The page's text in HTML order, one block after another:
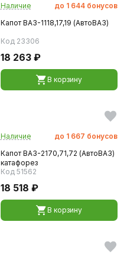
Наличие до 1 644 бонусов
Капот ВАЗ-1118,17,19 (АвтоВАЗ)
Код 23306
18 263 ₽
В корзину
Наличие до 1 667 бонусов
Капот ВАЗ-2170,71,72 (АвтоВАЗ)
катафорез
Код 51562
18 518 ₽
В корзину